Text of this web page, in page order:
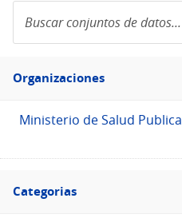
conjuntos
de
Filtro
Organizaciones
Organizaciones
Ministerio de Salud Publica
Filtro
Categorias
Categorias